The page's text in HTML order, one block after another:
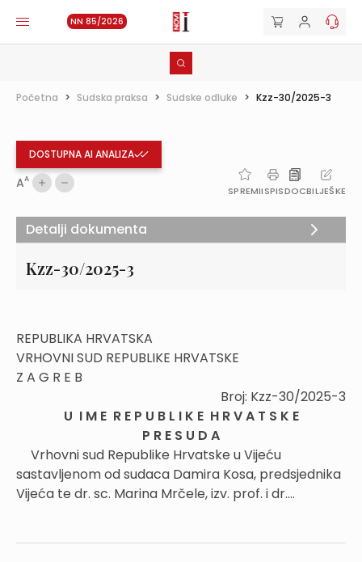
NN 85/2026
Početna > Sudska praksa > Sudske odluke > Kzz-30/2025-3
DOSTUPNA AI ANALIZA
AA
SPREMIISPISDOCBILJEŠKE
Kzz-30/2025-3
REPUBLIKA HRVATSKA
VRHOVNI SUD REPUBLIKE HRVATSKE
Z A G R E B
Broj: Kzz-30/2025-3
U I M E R E P U B L I K E H R V A T S K E
P R E S U D A
Vrhovni sud Republike Hrvatske u Vijeću
sastavljenom od sudaca Damira Kosa, predsjednika
Vijeća te dr. sc. Marina Mrčele, izv. prof. i dr....
Detalji dokumenta